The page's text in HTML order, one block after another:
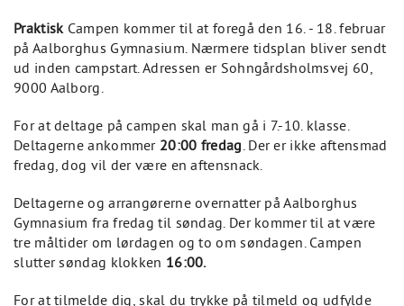
PraktiskCampen kommer til at foregå den 16. - 18. februar
på Aalborghus Gymnasium. Nærmere tidsplan bliver sendt
ud inden campstart. Adressen er Sohngårdsholmsvej 60,
9000 Aalborg.
For at deltage på campen skal man gå i 7.-10. klasse.
Deltagerne ankommer 20:00 fredag. Der er ikke aftensmad
fredag, dog vil der være en aftensnack.
Deltagerne og arrangørerne overnatter på Aalborghus
Gymnasium fra fredag til søndag. Der kommer til at være
tre måltider om lørdagen og to om søndagen. Campen
slutter søndag klokken 16:00.
For at tilmelde dig, skal du trykke på tilmeld og udfylde